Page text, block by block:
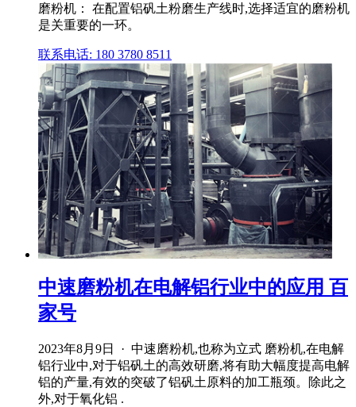
磨粉机： 在配置铝矾土粉磨生产线时,选择适宜的磨粉机
是关重要的一环。
联系电话: 180 3780 8511
中速磨粉机在电解铝行业中的应用 百
家号
2023年8月9日 · 中速磨粉机,也称为立式 磨粉机,在电解
铝行业中,对于铝矾土的高效研磨,将有助大幅度提高电解
铝的产量,有效的突破了铝矾土原料的加工瓶颈。除此之
外,对于氧化铝 .